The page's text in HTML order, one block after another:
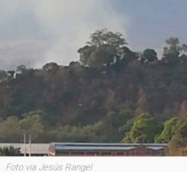
Foto via Jesús Rangel